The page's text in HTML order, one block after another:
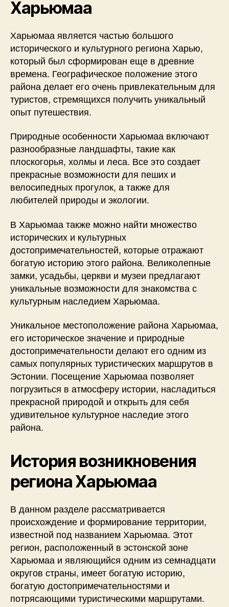
Харьюмаа
Харьюмаа является частью большого
исторического и культурного региона Харью,
который был сформирован еще в древние
времена. Географическое положение этого
района делает его очень привлекательным для
туристов, стремящихся получить уникальный
опыт путешествия.
Природные особенности Харьюмаа включают
разнообразные ландшафты, такие как
плоскогорья, холмы и леса. Все это создает
прекрасные возможности для пеших и
велосипедных прогулок, а также для
любителей природы и экологии.
В Харьюмаа также можно найти множество
исторических и культурных
достопримечательностей, которые отражают
богатую историю этого района. Великолепные
замки, усадьбы, церкви и музеи предлагают
уникальные возможности для знакомства с
культурным наследием Харьюмаа.
Уникальное местоположение района Харьюмаа,
его историческое значение и природные
достопримечательности делают его одним из
самых популярных туристических маршрутов в
Эстонии. Посещение Харьюмаа позволяет
погрузиться в атмосферу истории, насладиться
прекрасной природой и открыть для себя
удивительное культурное наследие этого
района.
История возникновения
региона Харьюмаа
В данном разделе рассматривается
происхождение и формирование территории,
известной под названием Харьюмаа. Этот
регион, расположенный в эстонской зоне
Харьюмаа и являющийся одним из семнадцати
округов страны, имеет богатую историю,
богатую достопримечательностями и
потрясающими туристическими маршрутами.